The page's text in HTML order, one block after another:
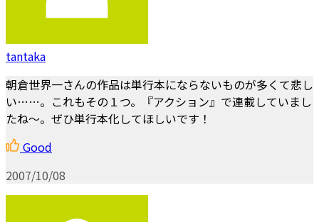
tantaka
朝倉世界一さんの作品は単行本にならないものが多くて悲し
い……。これもその１つ。『アクション』で連載していまし
たね～。ぜひ単行本化してほしいです！
Good
2007/10/08